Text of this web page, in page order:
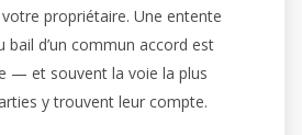
propriétaire. Une entente
d’un commun accord est
— et souvent la voie la plus
y trouvent leur compte.